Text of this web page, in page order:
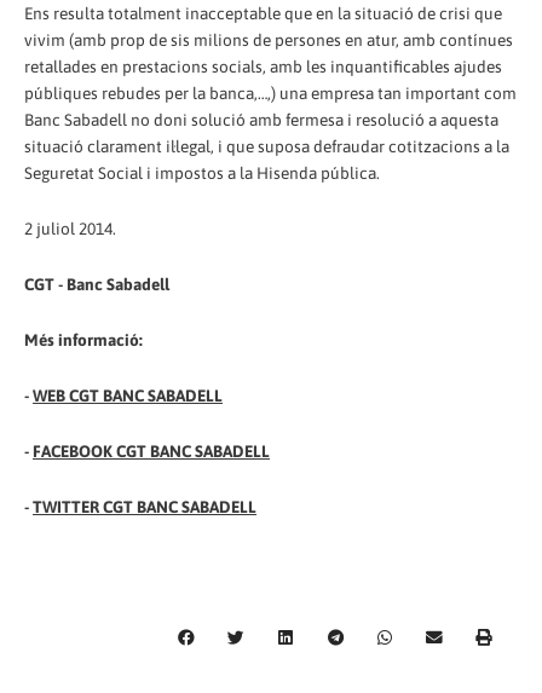
Ens resulta totalment inacceptable que en la situació de crisi que
vivim (amb prop de sis milions de persones en atur, amb contínues
retallades en prestacions socials, amb les inquantificables ajudes
públiques rebudes per la banca,…,) una empresa tan important com
Banc Sabadell no doni solució amb fermesa i resolució a aquesta
situació clarament il·legal, i que suposa defraudar cotitzacions a la
Seguretat Social i impostos a la Hisenda pública.
2 juliol 2014.
CGT - Banc Sabadell
Més informació:
-WEB CGT BANC SABADELL
- FACEBOOK CGT BANC SABADELL
-TWITTER CGT BANC SABADELL